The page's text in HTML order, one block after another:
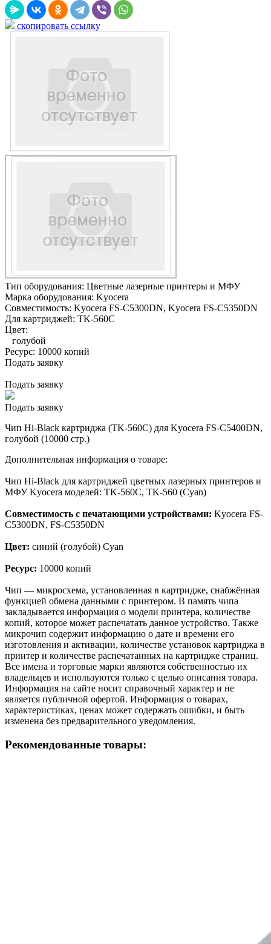
скопировать ссылку
Тип оборудования: Цветные лазерные принтеры и МФУ
Марка оборудования: Kyocera
Совместимость: Kyocera FS-C5300DN, Kyocera FS-C5350DN
Для картриджей: TK-560C
Цвет:
голубой
Ресурс: 10000 копий
Подать заявку
Подать заявку
Подать заявку
Чип Hi-Black картриджа (TK-560C) для Kyocera FS-C5400DN,
голубой (10000 стр.)
Дополнительная информация о товаре:
Чип Hi-Black для картриджей цветных лазерных принтеров и
МФУ Kyocera моделей: TK-560C, TK-560 (Cyan)
Совместимость с печатающими устройствами: Kyocera FS-
C5300DN, FS-C5350DN
Цвет: синий (голубой) Cyan
Ресурс: 10000 копий
Чип — микросхема, установленная в картридже, снабжённая
функцией обмена данными с принтером. В память чипа
закладывается информация о модели принтера, количестве
копий, которое может распечатать данное устройство. Также
микрочип содержит информацию о дате и времени его
изготовления и активации, количестве установок картриджа в
принтер и количестве распечатанных на картридже страниц.
Все имена и торговые марки являются собственностью их
владельцев и используются только с целью описания товара.
Информация на сайте носит справочный характер и не
является публичной офертой. Информация о товарах,
характеристиках, ценах может содержать ошибки, и быть
изменена без предварительного уведомления.
Рекомендованные товары: